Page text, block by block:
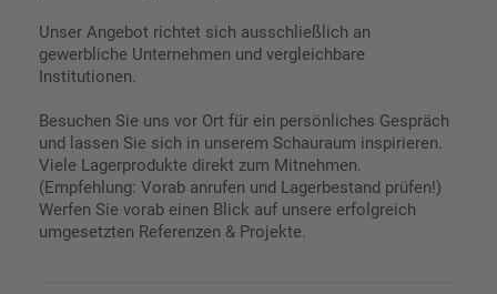
Unser Angebot richtet sich ausschließlich an
gewerbliche Unternehmen und vergleichbare
Institutionen.
Besuchen Sie uns vor Ort für ein persönliches Gespräch
und lassen Sie sich in unserem Schauraum inspirieren.
Viele Lagerprodukte direkt zum Mitnehmen.
(Empfehlung: Vorab anrufen und Lagerbestand prüfen!)
Werfen Sie vorab einen Blick auf unsere erfolgreich
umgesetzten Referenzen & Projekte.